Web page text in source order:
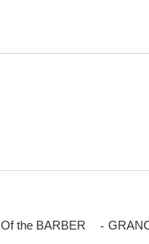
Of the BARBER